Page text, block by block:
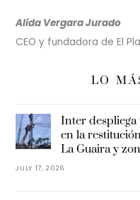
Alida Vergara Jurado
CEO y fundadora de El
LO
Inter despliega
en la
La Guaira y
JULY 17, 2026